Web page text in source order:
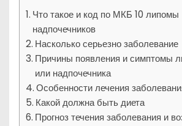
Что такое и код по МКБ 10 липомы
надпочечников
Насколько серьезно заболевание
Причины появления и симптомы
или надпочечника
Особенности лечения
Какой должна быть диета
Прогноз течения заболевания и